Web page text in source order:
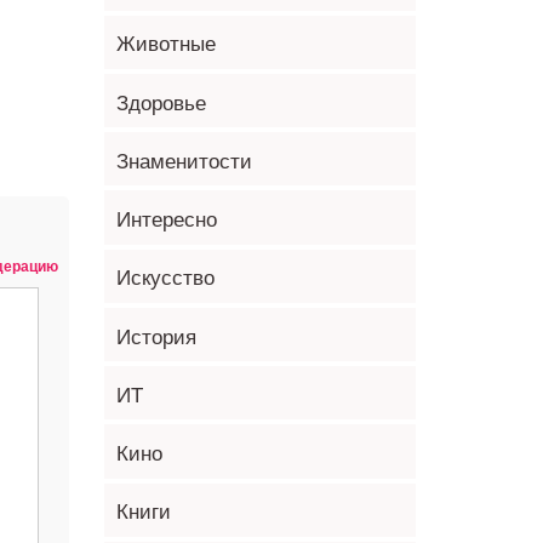
Животные
Здоровье
Знаменитости
Интересно
Искусство
История
ИТ
Кино
Книги